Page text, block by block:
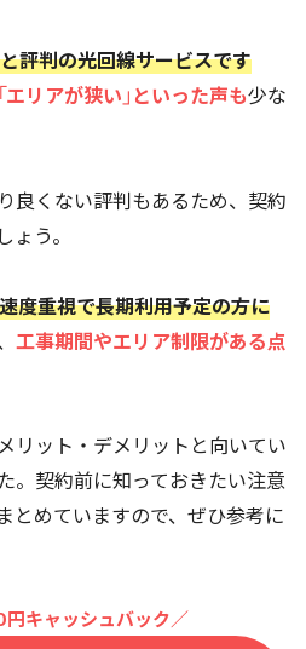
と評判の光回線サービスです
エリアが狭い」といった声も少な
良くない評判もあるため、契約
う。
度重視で長期利用予定の方に
工事期間やエリア制限がある点
リット・デメリットと向いてい
。契約前に知っておきたい注意
とめていますので、ぜひ参考に
キャッシュバック／